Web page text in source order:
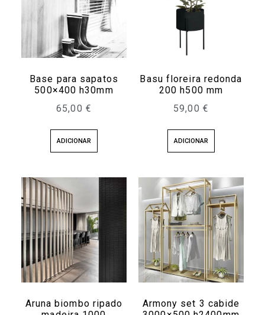
Base para sapatos
500×400 h30mm
65,00 €
ADICIONAR
Basu floreira redonda
200 h500 mm
59,00 €
ADICIONAR
Aruna biombo ripado
Armony set 3 cabide